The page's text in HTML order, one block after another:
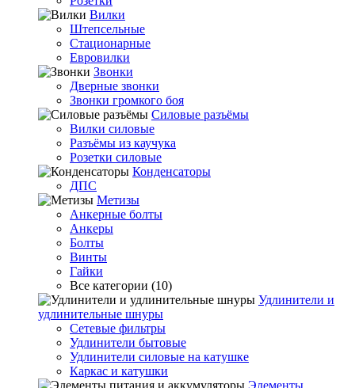
Вилки
Штепсельные
Стационарные
Евровилки
Звонки
Дверные звонки
Звонки громкого боя
Силовые разъёмы
Вилки силовые
Разъёмы из каучука
Розетки силовые
Конденсаторы
ДПС
Метизы
Анкерные болты
Анкеры
Болты
Винты
Гайки
Все категории (10)
Удлинители и
удлинительные шнуры
Сетевые фильтры
Удлинители бытовые
Удлинители силовые на катушке
Каркас и катушки
Элементы